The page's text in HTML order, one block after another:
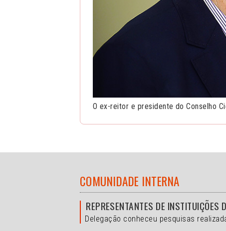
O ex-reitor e presidente do Conselho
COMUNIDADE INTERNA
REPRESENTANTES DE
Delegação conheceu pesquisas